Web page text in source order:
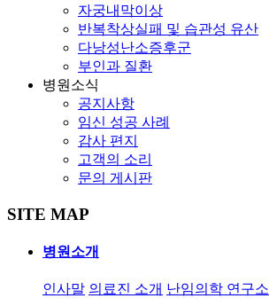
자궁내막이상
반복착상실패 및 습관성 유산
다낭성난소증후군
부인과 질환
병원소식
공지사항
임신 성공 사례
감사 편지
고객의 소리
문의 게시판
SITE MAP
병원소개
인사말 의료진 소개 난임의학 연구소